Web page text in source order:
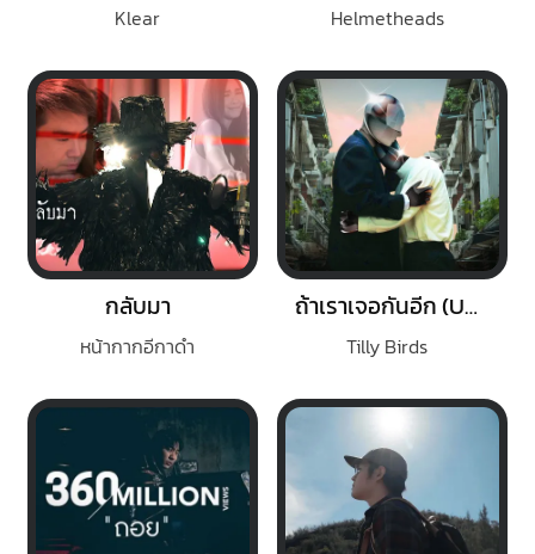
Klear Helmetheads
กลับมา
หน้ากากอีกาดำ
ถ้าเราเจอกันอีก (Until Then)
Tilly Birds